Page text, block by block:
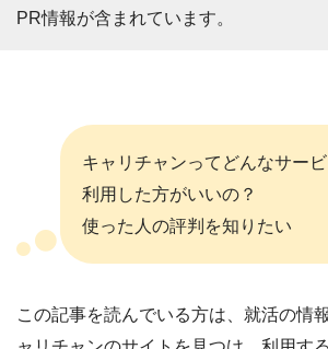
PR情報が含まれています。
キャリチャンってどんなサービ
利用した方がいいの？
使った人の評判を知りたい
この記事を読んでいる方は、就活の情